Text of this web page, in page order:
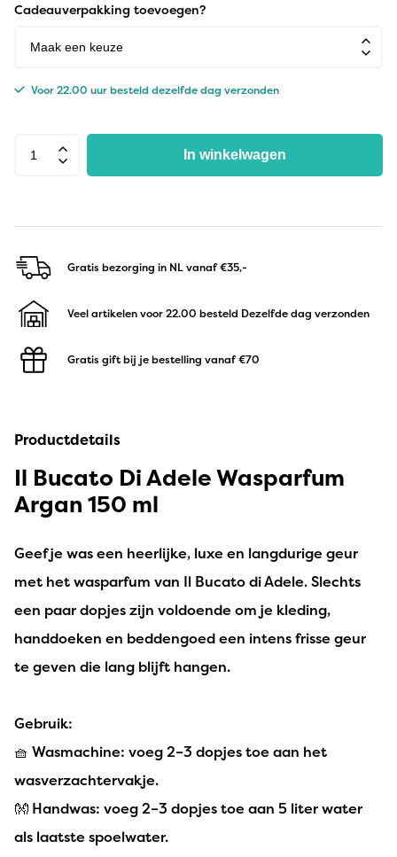
Cadeauverpakking toevoegen?
Voor 22.00 uur besteld dezelfde dag verzonden
In winkelwagen
Gratis bezorging in NLvanaf €35,-
Veel artikelen voor 22.00 besteld Dezelfde dag verzonden
Gratis gift bij je bestelling vanaf €70
Productdetails
Il Bucato Di Adele Wasparfum
Argan 150 ml
Geef je was een heerlijke, luxe en langdurige geur
met het wasparfum van Il Bucato di Adele. Slechts
een paar dopjes zijn voldoende om je kleding,
handdoeken en beddengoed een intens frisse geur
te geven die lang blijft hangen.
Gebruik:
🧺 Wasmachine: voeg 2–3 dopjes toe aan het
wasverzachtervakje.
👐 Handwas: voeg 2–3 dopjes toe aan 5 liter water
als laatste spoelwater.